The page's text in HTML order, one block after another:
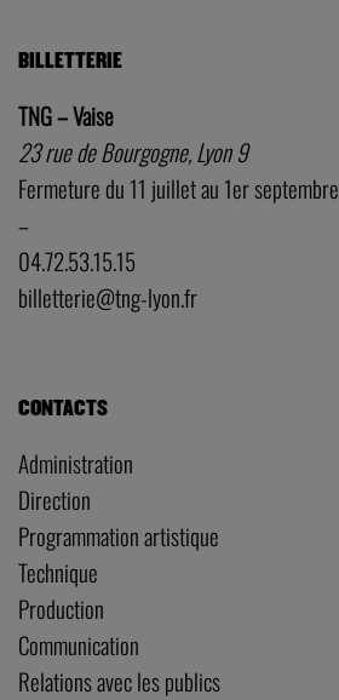
BILLETTERIE
TNG – Vaise
23 rue de Bourgogne, Lyon 9
Fermeture du 11 juillet au 1er septembre
–
04.72.53.15.15
billetterie@tng-lyon.fr
CONTACTS
Administration
Direction
Programmation artistique
Technique
Production
Communication
Relations avec les publics